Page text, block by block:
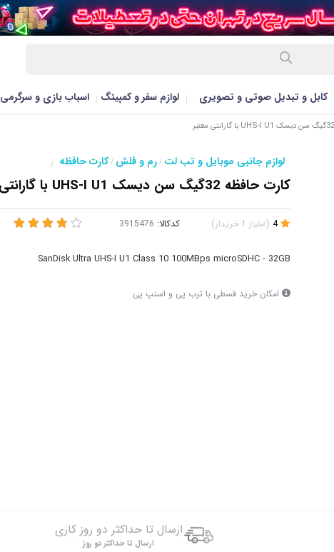
کابل و تبدیل صوتی و تصویری لوازم سفر و کمپینگ اسباب بازی و سرگرمی
لوازم جانبی موبایل و تب لت / رم و فلش / کارت حافظه /
کارت حافظه 32گیگ سن دیسک UHS-I U1 با گارانتی معتبر
4
(امتیاز 1 خریدار) کدکالا:
SanDisk Ultra UHS-I U1 Class 10 100MBps microSDHC - 32GB
امکان خرید قسطی با ترب پی و اسنپ پی
ارسال تا حداکثر دو روز کاری
ارسال تا حداکثر دو روز